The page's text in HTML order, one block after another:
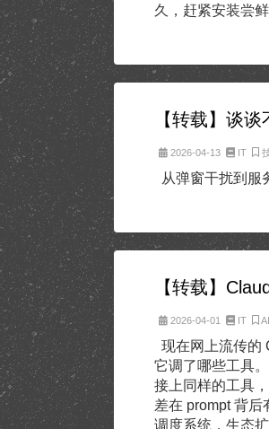
久，赶紧安装尝
【转载】谈
2026-04-13 IT
从弹窗干扰到服
【转载】
2026-04-01 IT AI
现在网上流传的
它调了哪些工具
接上同样的工具
差在 prompt 背
调度系统，生态